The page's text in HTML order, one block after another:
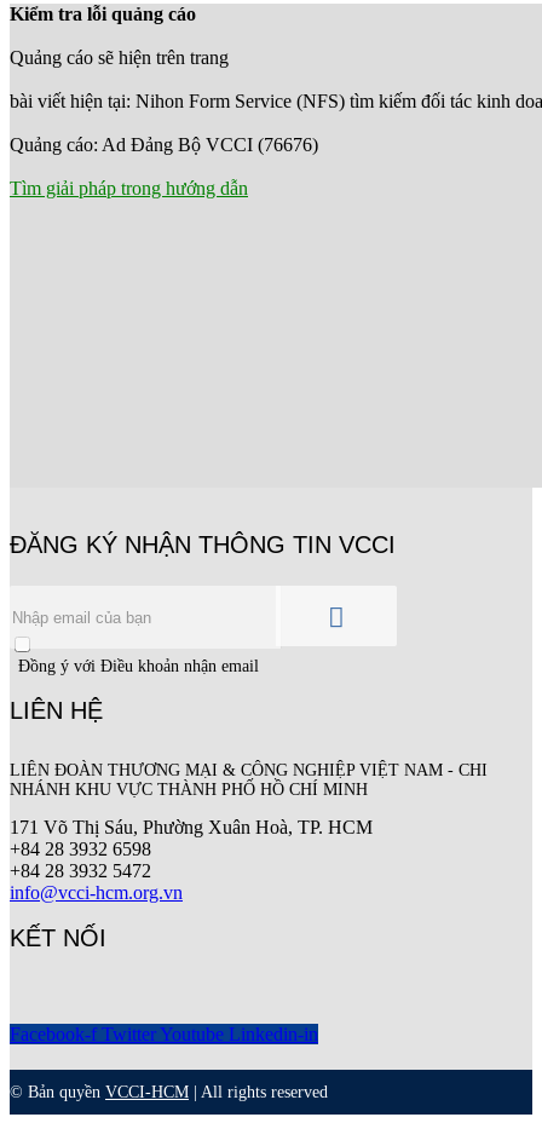
Kiểm tra lỗi quảng cáo
Quảng cáo sẽ hiện trên trang
bài viết hiện tại: Nihon Form Service (NFS) tìm kiếm đối tác kinh
Quảng cáo: Ad Đảng Bộ VCCI (76676)
Tìm giải pháp trong hướng dẫn
ĐĂNG KÝ NHẬN THÔNG TIN VCCI
Đồng ý với Điều khoản nhận email
LIÊN HỆ
LIÊN ĐOÀN THƯƠNG MẠI & CÔNG NGHIỆPVIỆT NAM - CHI
NHÁNH KHU VỰC THÀNH PHỐ HỒ CHÍ MINH
171 Võ Thị Sáu, Phường Xuân Hoà, TP. HCM
+84 28 3932 6598
+84 28 3932 5472
info@vcci-hcm.org.vn
KẾT NỐI
Facebook-f TwitterYoutube Linkedin-in
© Bản quyền VCCI-HCM | All rights reserved